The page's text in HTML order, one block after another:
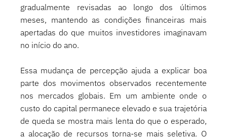
gradualmente revisadas ao longo dos últimos
meses, mantendo as condições financeiras mais
apertadas do que muitos investidores imaginavam
no início do ano.
Essa mudança de percepção ajuda a explicar boa
parte dos movimentos observados recentemente
nos mercados globais. Em um ambiente onde o
custo do capital permanece elevado e sua trajetória
de queda se mostra mais lenta do que o esperado,
a alocação de recursos torna-se mais seletiva. O